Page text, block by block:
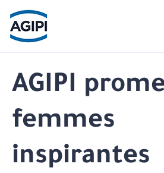
Accès au menu
Accès au contenu principal
AGIPI
femmes
inspirantes